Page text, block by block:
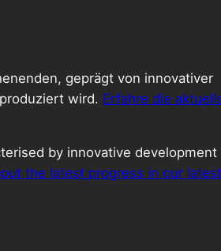
geprägt von innovativer
wird. Erfahre die
by innovative
the latest progress in our